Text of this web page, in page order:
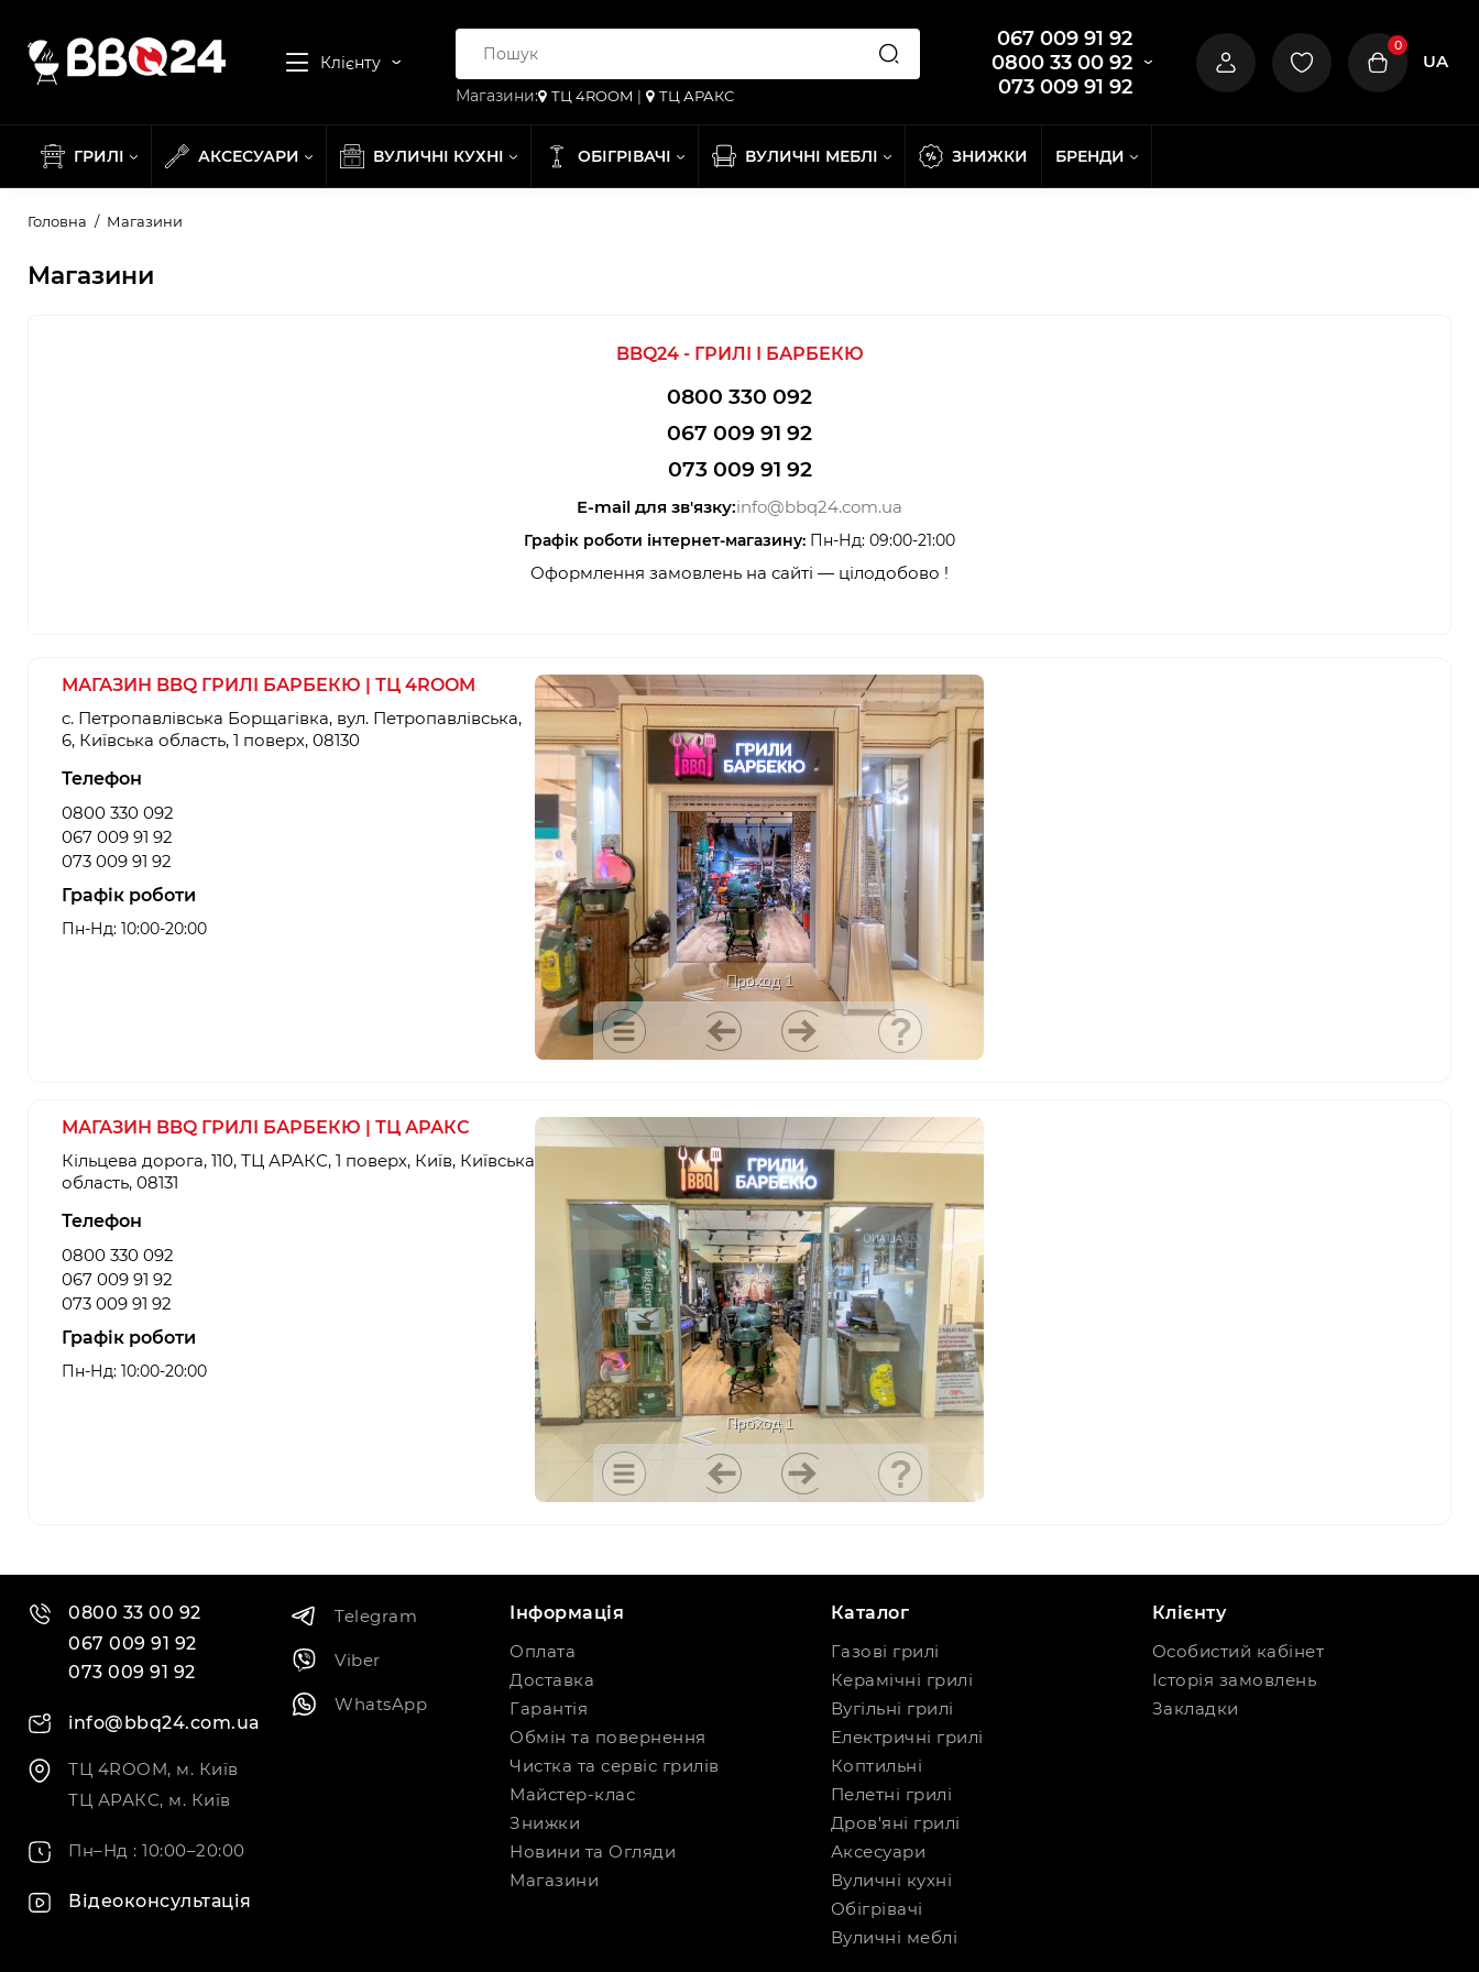
Клієнту
067 009 91 92
0800 33 00 92
073 009 91 92
Магазини: ТЦ 4ROOM | ТЦ АРАКС
0
UA
ГРИЛІ АКСЕСУАРИ ВУЛИЧНІ КУХНІ ОБІГРІВАЧІ ВУЛИЧНІ МЕБЛІ ЗНИЖКИ БРЕНДИ
Головна Магазини
Магазини
BBQ24 - ГРИЛІ І БАРБЕКЮ
0800 330 092
067 009 91 92
073 009 91 92
E-mail для зв'язку:info@bbq24.com.ua
Графік роботи інтернет-магазину: Пн-Нд: 09:00-21:00
Оформлення замовлень на сайті — цілодобово !
МАГАЗИН BBQ ГРИЛІ БАРБЕКЮ | ТЦ 4ROOM
c. Петропавлівська Борщагівка, вул. Петропавлівська,
6, Київська область, 1 поверх, 08130
Телефон
0800 330 092
067 009 91 92
073 009 91 92
Графік роботи
Пн-Нд: 10:00-20:00
МАГАЗИН BBQ ГРИЛІ БАРБЕКЮ | ТЦ АРАКС
Кільцева дорога, 110, ТЦ АРАКС, 1 поверх, Київ, Київська
область, 08131
Телефон
0800 330 092
067 009 91 92
073 009 91 92
Графік роботи
Пн-Нд: 10:00-20:00
0800 33 00 92
067 009 91 92
073 009 91 92
info@bbq24.com.ua
ТЦ 4ROOM, м. Київ
ТЦ АРАКС, м. Київ
Пн–Нд : 10:00–20:00
Відеоконсультація
Telegram
Viber
WhatsApp
Інформація
Оплата
Доставка
Гарантія
Обмін та повернення
Чистка та сервіс грилів
Майстер-клас
Знижки
Новини та Огляди
Магазини
Каталог
Газові грилі
Керамічні грилі
Вугільні грилі
Електричні грилі
Коптильні
Пелетні грилі
Дров'яні грилі
Аксесуари
Вуличні кухні
Обігрівачі
Вуличні меблі
Клієнту
Особистий кабінет
Історія замовлень
Закладки